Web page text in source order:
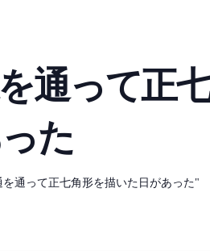
通って正
た
を通って正七角形を描いた日があった"